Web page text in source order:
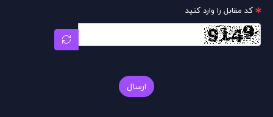
کد مقابل را وارد کنید
ارسال